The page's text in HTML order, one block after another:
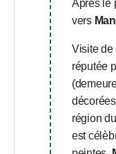
Après le
vers
Visite de
réputée
région
est